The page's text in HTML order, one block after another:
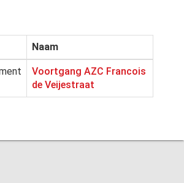
Naam
Voortgang AZC Francois
de Veijestraat